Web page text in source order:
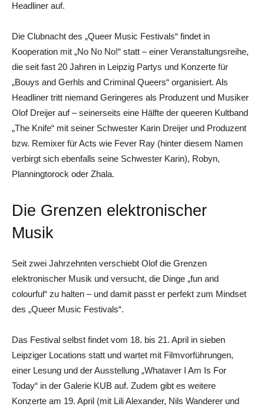
Headliner auf.
Die Clubnacht des „Queer Music Festivals“ findet in
Kooperation mit „No No No!“ statt – einer Veranstaltungsreihe,
die seit fast 20 Jahren in Leipzig Partys und Konzerte für
„Bouys and Gerhls and Criminal Queers“ organisiert. Als
Headliner tritt niemand Geringeres als Produzent und Musiker
Olof Dreijer auf – seinerseits eine Hälfte der queeren Kultband
„The Knife“ mit seiner Schwester Karin Dreijer und Produzent
bzw. Remixer für Acts wie Fever Ray (hinter diesem Namen
verbirgt sich ebenfalls seine Schwester Karin), Robyn,
Planningtorock oder Zhala.
Die Grenzen elektronischer
Musik
Seit zwei Jahrzehnten verschiebt Olof die Grenzen
elektronischer Musik und versucht, die Dinge „fun and
colourful“ zu halten – und damit passt er perfekt zum Mindset
des „Queer Music Festivals“.
Das Festival selbst findet vom 18. bis 21. April in sieben
Leipziger Locations statt und wartet mit Filmvorführungen,
einer Lesung und der Ausstellung „Whataver I Am Is For
Today“ in der Galerie KUB auf. Zudem gibt es weitere
Konzerte am 19. April (mit Lili Alexander, Nils Wanderer und